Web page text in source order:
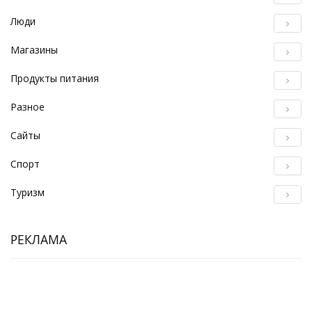
Люди
Магазины
Продукты питания
Разное
Сайты
Спорт
Туризм
РЕКЛАМА